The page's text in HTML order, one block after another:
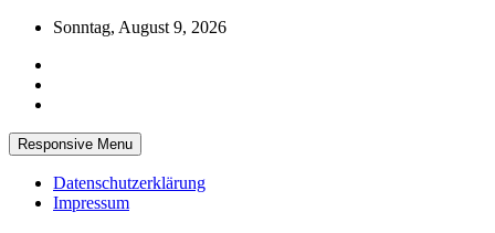
Skip
content
Sonntag, August 9, 2026
Responsive Menu
Datenschutzerklärung
Impressum